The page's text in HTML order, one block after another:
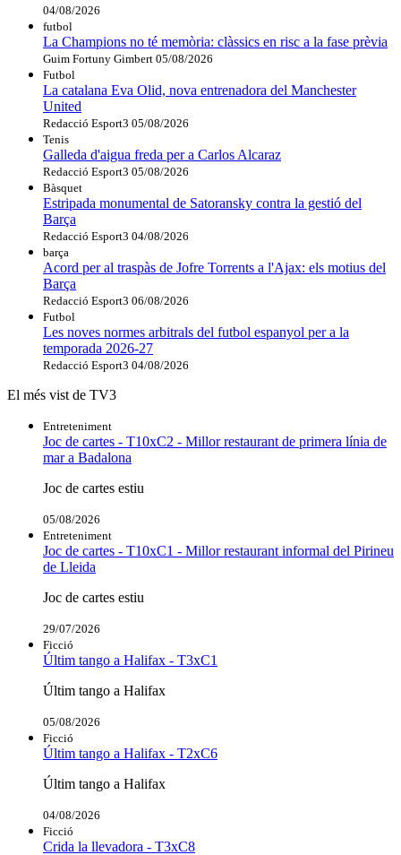
04/08/2026
futbol
La Champions no té memòria: clàssics en risc a la fase prèvia
Guim Fortuny Gimbert 05/08/2026
Futbol
La catalana Eva Olid, nova entrenadora del Manchester
United
Redacció Esport3 05/08/2026
Tenis
Galleda d'aigua freda per a Carlos Alcaraz
Redacció Esport3 05/08/2026
Bàsquet
Estripada monumental de Satoransky contra la gestió del
Barça
Redacció Esport3 04/08/2026
barça
Acord per al traspàs de Jofre Torrents a l'Ajax: els motius del
Barça
Redacció Esport3 06/08/2026
Futbol
Les noves normes arbitrals del futbol espanyol per a la
temporada 2026-27
Redacció Esport3 04/08/2026
El més vist de TV3
Entreteniment
Joc de cartes - T10xC2 - Millor restaurant de primera línia de
mar a Badalona
Joc de cartes estiu
05/08/2026
Entreteniment
Joc de cartes - T10xC1 - Millor restaurant informal del Pirineu
de Lleida
Joc de cartes estiu
29/07/2026
Ficció
Últim tango a Halifax - T3xC1
Últim tango a Halifax
05/08/2026
Ficció
Últim tango a Halifax - T2xC6
Últim tango a Halifax
04/08/2026
Ficció
Crida la llevadora - T3xC8